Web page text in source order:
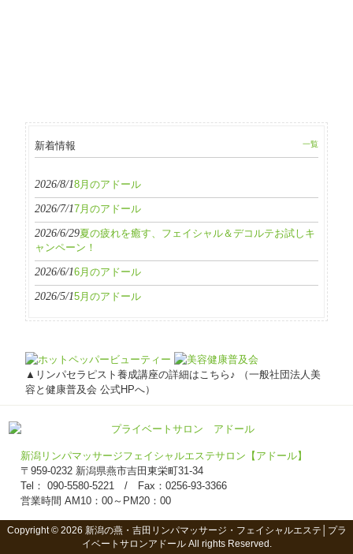
新着情報 一覧
2026/8/18月のアドール
2026/7/17月のアドール
2026/6/29夏の疲れを癒す、フェイシャル＆デコルテお試しキ
ャンペーン！
2026/6/16月のアドール
2026/5/15月のアドール
▲リンパセラピスト養成講座の詳細はこちら♪ （一般社団法人美
容と健康普及会 公式HPへ）
新潟リンパマッサージフェイシャルエステサロン【アドール】
〒959-0232 新潟県燕市吉田東栄町31-34
Tel： 090-5580-5221 / Fax：0256-93-3366
営業時間 AM10：00～PM20：00
Copyright © 2026 新潟の燕・吉田リンパマッサージ・フェイシャルエステ│プラ
イベートサロンアドール All rights Reserved.